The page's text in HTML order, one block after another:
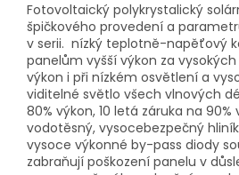
Fotovoltaický polykrystalický
špičkového provedení a
v serii. nízký teplotně-napěťový
panelům vyšší výkon za
výkon i při nízkém osvětlení a
viditelné světlo všech vlnových
80% výkon, 10 letá záruka na
vodotěsný, vysocebezpečný
vysoce výkonné by-pass diody
zabraňují poškození panelu v